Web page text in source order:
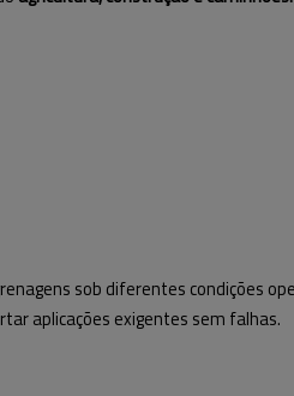
sob diferentes condições
aplicações exigentes sem falhas.